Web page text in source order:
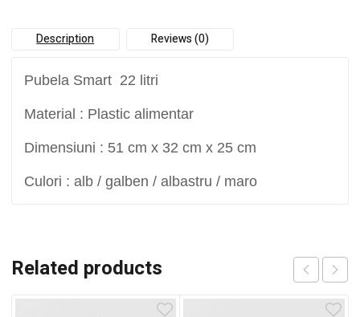
Description Reviews (0)
Pubela Smart 22 litri
Material : Plastic alimentar
Dimensiuni : 51 cm x 32 cm x 25 cm
Culori : alb / galben / albastru / maro
Related products